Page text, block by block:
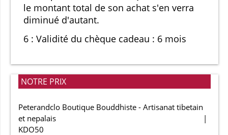
le montant total de son achat s'en verra
diminué d'autant.
6 : Validité du chèque cadeau : 6 mois
NOTRE PRIX
Peterandclo Boutique Bouddhiste - Artisanat tibetain
et nepalais
KDO50